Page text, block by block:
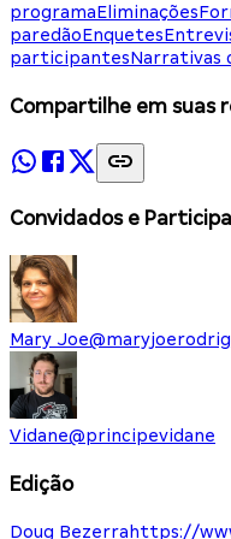
programaEliminações
paredãoEnquetes
participantesNarrativas
Compartilhe em suas
Convidados e
Mary Joe@
Vidane@principevidane
Edição
Doug Bezerra https://